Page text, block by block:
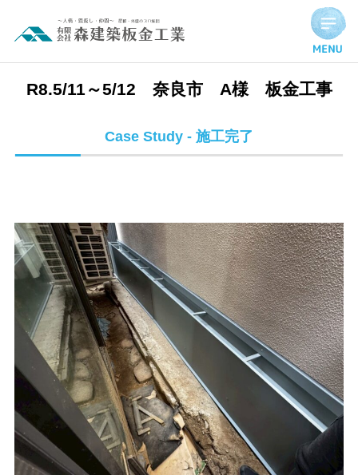
R8.5/11～5/12 奈良市 A様 板金工事 | 施工完了実績
R8.5/11～5/12 奈良市 A様 板金工事
Case Study - 施工完了